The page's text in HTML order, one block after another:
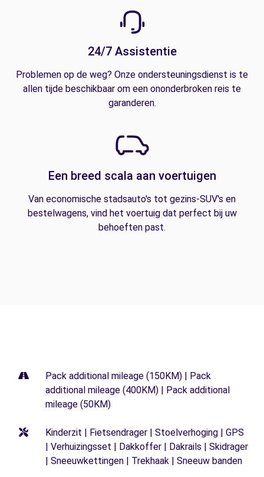
24/7 Assistentie
Problemen op de weg? Onze ondersteuningsdienst is te
allen tijde beschikbaar om een ononderbroken reis te
garanderen.
Een breed scala aan voertuigen
Van economische stadsauto's tot gezins-SUV's en
bestelwagens, vind het voertuig dat perfect bij uw
behoeften past.
Pack additional mileage (150KM) | Pack
additional mileage (400KM) | Pack additional
mileage (50KM)
Kinderzit | Fietsendrager | Stoelverhoging | GPS
| Verhuizingsset | Dakkoffer | Dakrails | Skidrager
| Sneeuwkettingen | Trekhaak | Sneeuw banden